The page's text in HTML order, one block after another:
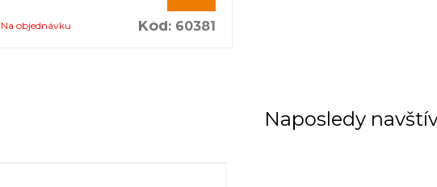
Na objednávku Kód: 60381
Naposledy